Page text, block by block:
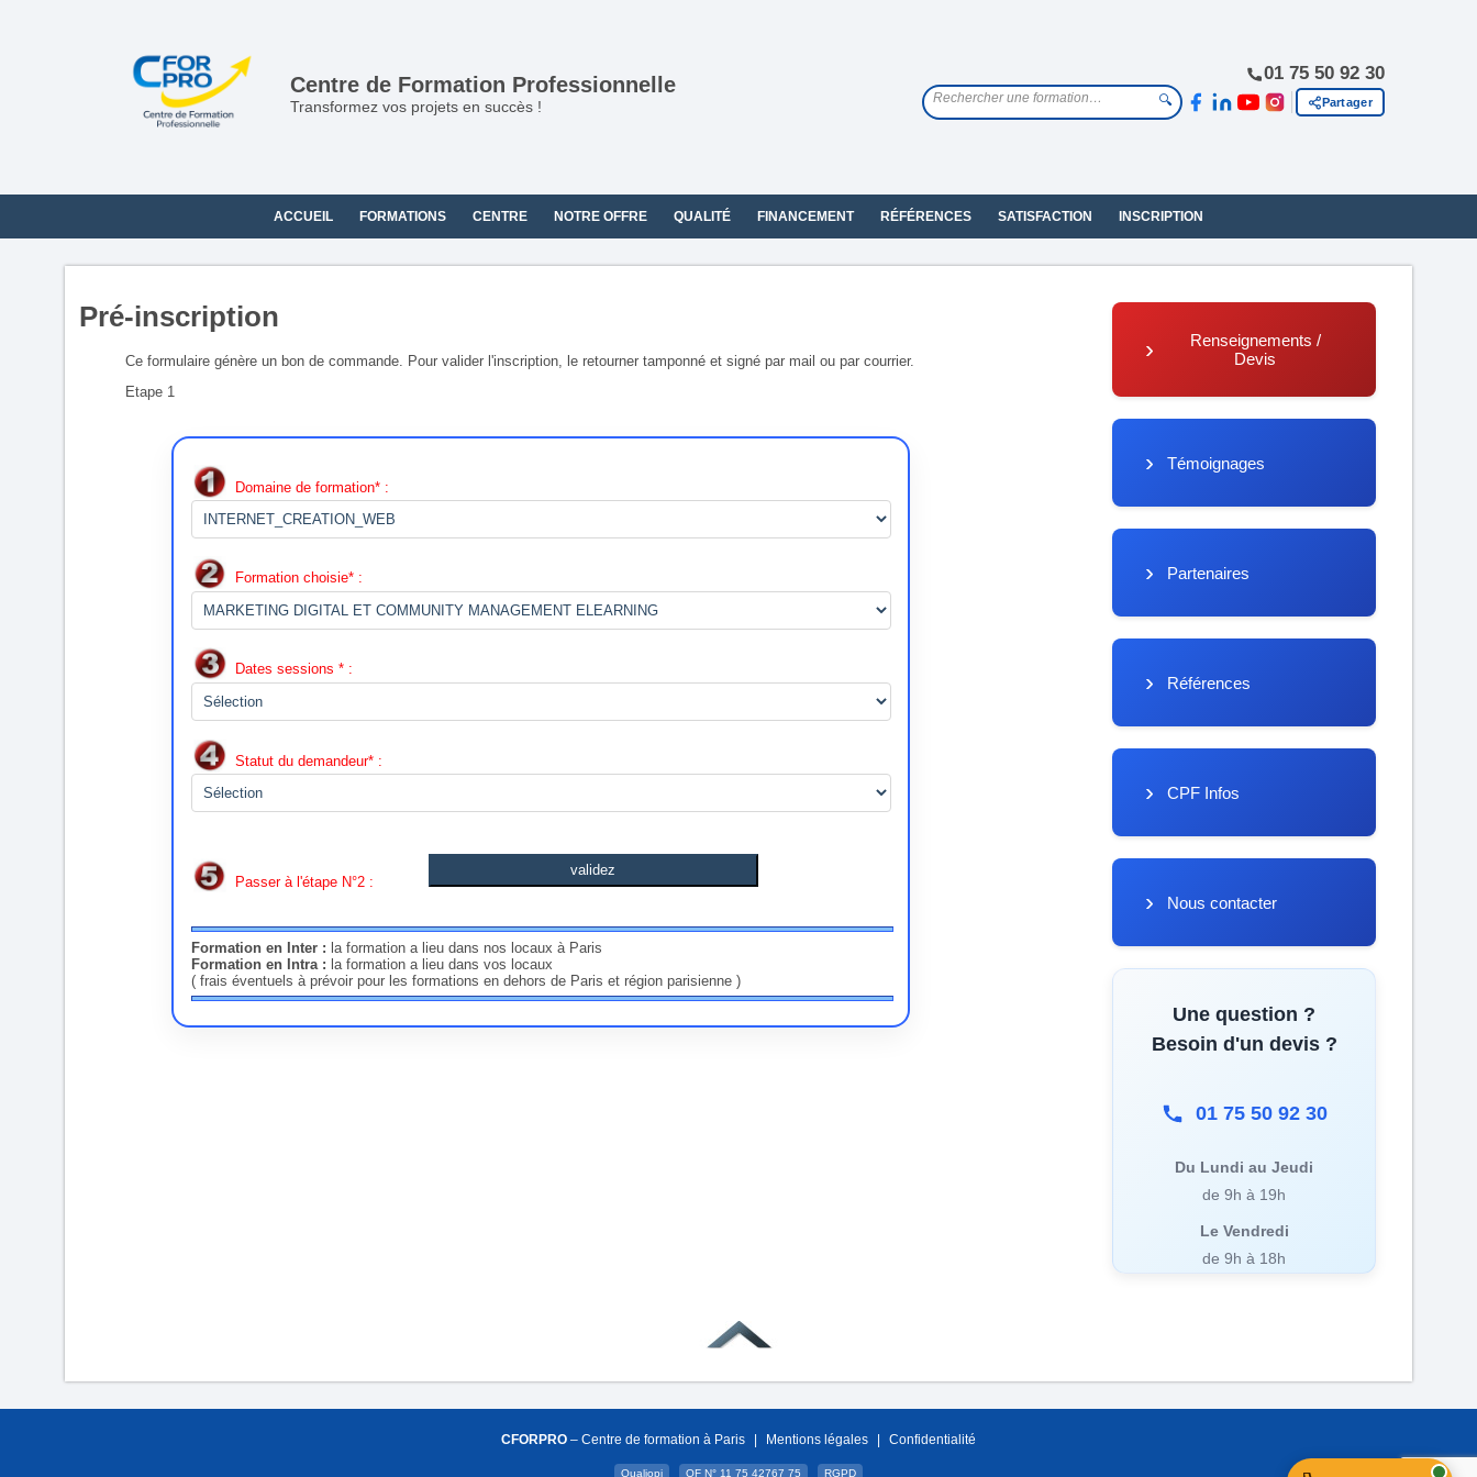
Centre de Formation Professionnelle
Transformez vos projets en succès !
01 75 50 92 30
🔍 Partager
ACCUEIL FORMATIONS CENTRE NOTRE OFFRE QUALITÉ FINANCEMENT RÉFÉRENCES SATISFACTION INSCRIPTION
Pré-inscription
Ce formulaire génère un bon de commande. Pour valider l'inscription, le retourner tamponné et signé par mail ou par courrier.
Etape 1
Domaine de formation* :
Formation choisie* :
Dates sessions * :
Statut du demandeur* :
Passer à l'étape N°2 :
validez
Formation en Inter : la formation a lieu dans nos locaux à Paris
Formation en Intra : la formation a lieu dans vos locaux
( frais éventuels à prévoir pour les formations en dehors de Paris et région parisienne )
Renseignements /
Devis
Témoignages
Partenaires
Références
CPF Infos
Nous contacter
Une question ?
Besoin d'un devis ?
01 75 50 92 30
Du Lundi au Jeudi
de 9h à 19h
Le Vendredi
de 9h à 18h
CFORPRO – Centre de formation à Paris | Mentions légales | Confidentialité
Qualiopi OF N° 11 75 42767 75 RGPD